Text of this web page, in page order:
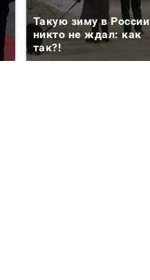
Такую зиму в России
никто не ждал: как
так?!